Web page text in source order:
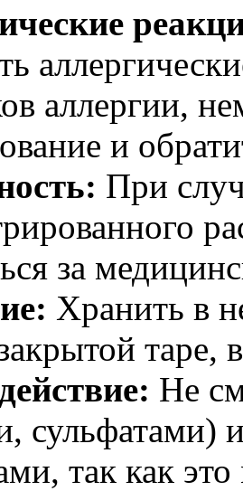
аллергии,
и
При
за
Хранить в
таре,
Не
сульфатами)
так как